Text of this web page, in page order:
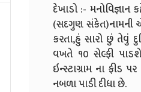
દેખાડો :-
(સદગુણ સંકેત)નામની
કરતા,હું સારો છું તેવું
વખતે ૧૦ સેલ્ફી
ઇન્સ્ટાગ્રામ ના ફીડ
નબળા પાડી દીધા છે.